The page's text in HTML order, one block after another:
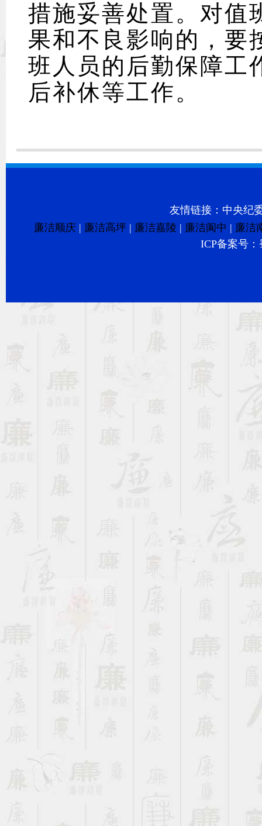
措施妥善处置。对值
果和不良影响的，要
班人员的后勤保障工
后补休等工作。
友情链接： 中央纪
廉洁顺庆 | 廉洁高坪 | 廉洁嘉陵 | 廉洁阆中 | 廉洁
ICP备案号：